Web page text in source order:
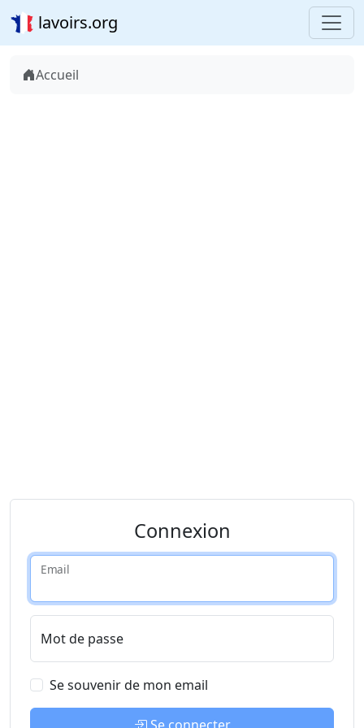
lavoirs.org
Accueil
Connexion
Email
Mot de passe
Se souvenir de mon email